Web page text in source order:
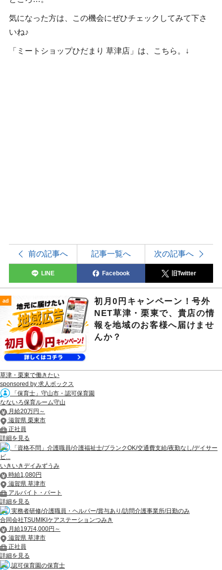
気になった方は、この機会にぜひチェックしてみて下さ
いね♪
「ミートショップひだまり 草津店」は、こちら。↓
前の記事へ 記事一覧へ 次の記事へ
LINE Facebook 旧Twitter
ad
初月0円キャンペーン！号外
NET草津・栗東で、貴店の情
報を地域のお客様へ届けませ
んか？
草津・栗東で働きたい
sponsored by 求人ボックス
「保育士」守山市・認可保育園
なないろ保育ルーム守山
月給20万円～
滋賀県 栗東市
正社員
詳細を見る
「資格不問」介護職員/介護福祉士/ブランクOK/交通費支給/夜勤なし/デイサー
ビ...
いきいきデイみずうみ
時給1,080円
滋賀県 草津市
アルバイト・パート
詳細を見る
実務者研修/介護職員・ヘルパー/賞与あり/訪問介護事業所/日勤のみ
合同会社TSUMIKIケアステーションつみき
月給19万4,000円～
滋賀県 草津市
正社員
詳細を見る
認可保育園の保育士